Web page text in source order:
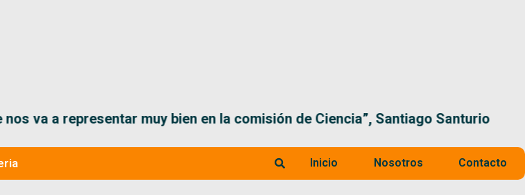
nos va a representar muy bien en la comisión de Ciencia”, Santiago Santurio
Inicio Nosotros Contacto